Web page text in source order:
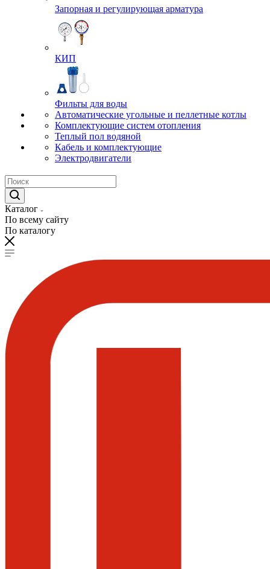
Запорная и регулирующая арматура
КИП
Фильты для воды
Автоматические угольные и пеллетные котлы
Комплектующие систем отопления
Теплый пол водяной
Кабель и комплектующие
Электродвигатели
Каталог
По всему сайту
По каталогу